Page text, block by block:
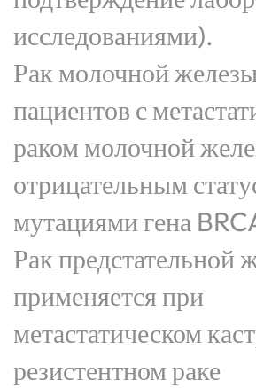
исследованиями).
Рак молочной
пациентов с
раком молочной
отрицательным
мутациями гена
Рак предстательной
применяется при
метастатическом
резистентном раке